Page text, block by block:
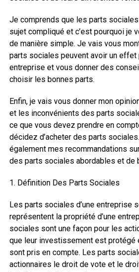
Je comprends que les parts
sujet compliqué et c’est pourquoi je
de manière simple. Je vais vous
parts sociales peuvent avoir un
entreprise et vous donner des
choisir les bonnes parts.
Enfin, je vais vous donner mon
et les inconvénients des parts
ce que vous devez prendre en
décidez d’acheter des parts
également mes recommandations
des parts sociales abordables et de
1. Définition Des Parts Sociales
Les parts sociales d’une entreprise
représentent la propriété d’une
sociales sont une façon pour les
que leur investissement est protégé
sont pris en compte. Les parts
actionnaires le droit de vote et le